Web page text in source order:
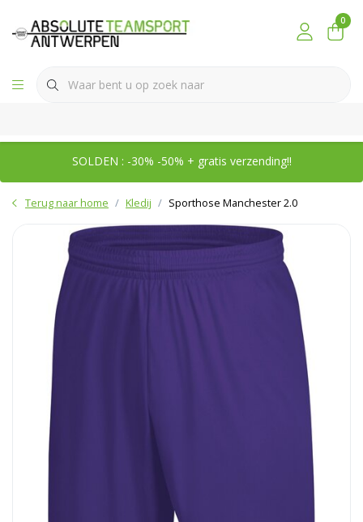
0
SOLDEN : -30% -50% + gratis verzending!!
Terug naar home Kledij Sporthose Manchester 2.0